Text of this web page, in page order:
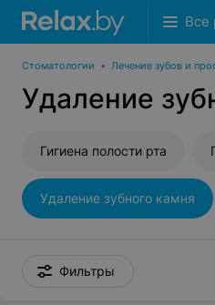
Все
Стоматологии • Лечение зубов и
Удаление
Гигиена полости рта
Удаление зубного камня
Фильтры